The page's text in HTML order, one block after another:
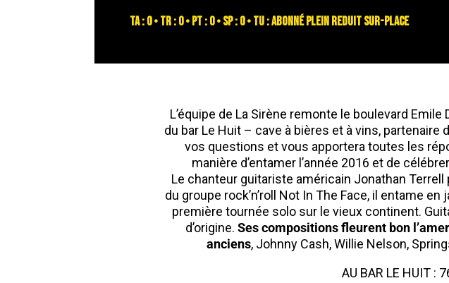
TA : 0 • TR : 0 • PT : 0 • SP : 0 • TU : abonné plein reduit sur-place
L’équipe de La Sirène remonte le boulevard
du bar Le Huit – cave à bières et à vins,
vos questions et vous apportera toutes les
manière d’entamer l’année 2016 et de
Le chanteur guitariste américain Jonathan
du groupe rock’n’roll Not In The Face, il entame
première tournée solo sur le vieux continent.
d’origine. Ses compositions fleurent bon
anciens, Johnny Cash, Willie Nelson,
AU BAR LE HUIT :